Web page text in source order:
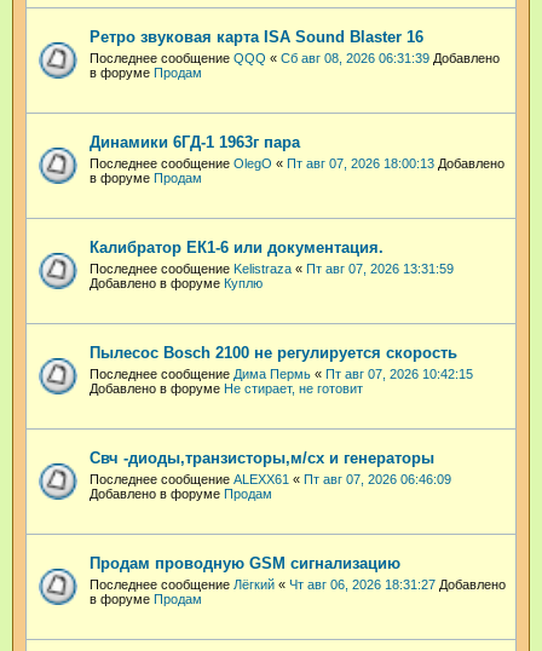
Ретро звуковая карта ISA Sound Blaster 16
Последнее сообщение QQQ « Сб авг 08, 2026 06:31:39 Добавлено
в форуме Продам
Динамики 6ГД-1 1963г пара
Последнее сообщение OlegO « Пт авг 07, 2026 18:00:13 Добавлено
в форуме Продам
Калибратор ЕК1-6 или документация.
Последнее сообщение Kelistraza « Пт авг 07, 2026 13:31:59
Добавлено в форуме Куплю
Пылесос Bosch 2100 не регулируется скорость
Последнее сообщение Дима Пермь « Пт авг 07, 2026 10:42:15
Добавлено в форуме Не стирает, не готовит
Свч -диоды,транзисторы,м/сх и генераторы
Последнее сообщение ALEXX61 « Пт авг 07, 2026 06:46:09
Добавлено в форуме Продам
Продам проводную GSM сигнализацию
Последнее сообщение Лёгкий « Чт авг 06, 2026 18:31:27 Добавлено
в форуме Продам